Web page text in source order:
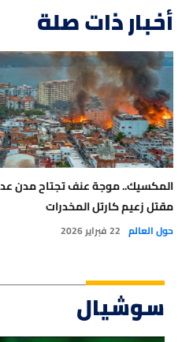
أخبار ذات صلة
المكسيك.. موجة عنف تجتاح مدن
مقتل زعيم كارتل المخدرات
حول العالم 22 فبراير 2026
سوشيال